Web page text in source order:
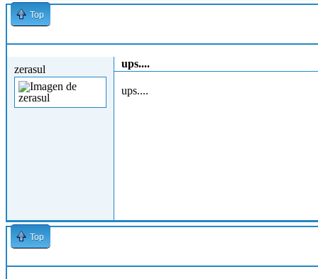
Top
zerasul ups....
ups....
Top